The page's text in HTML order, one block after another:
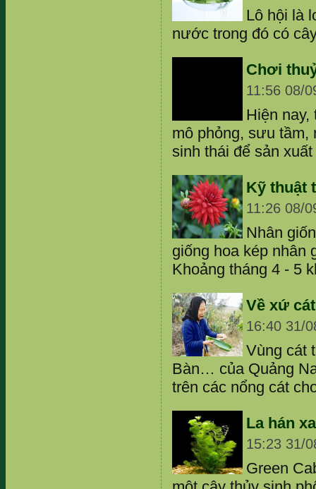
Lô hội là
nước trong đó có
Chơi
11:56 08/
Hiện
mô phỏng, sưu tầm,
sinh thái để sản
Kỹ thuật
11:26 08/
Nhân
giống hoa kép nhân
Khoảng tháng 4 - 5
Về xứ
16:40 31/
Vùng cát
Bàn… của Quảng
trên các nổng cát
La hán
15:23 31/
Green